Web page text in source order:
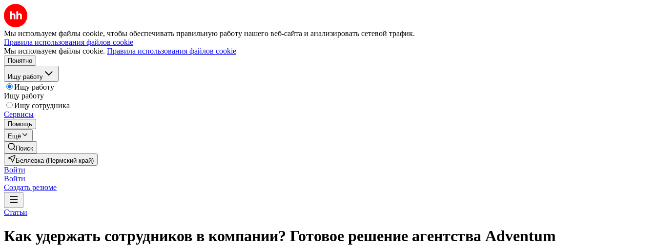
Мы используем файлы cookie, чтобы обеспечивать правильную работу нашего веб-сайта и анализировать сетевой трафик.
Правила использования файлов cookie
Мы используем файлы cookie. Правила использования файлов cookie
Понятно
Ищу работу
Ищу работу
Ищу работу
Ищу сотрудника
Сервисы
Помощь
Ещё
Поиск
Беляевка (Пермский край)
Войти
Войти
Создать резюме
Статьи
Как удержать сотрудников в компании? Готовое решение агентства Adventum